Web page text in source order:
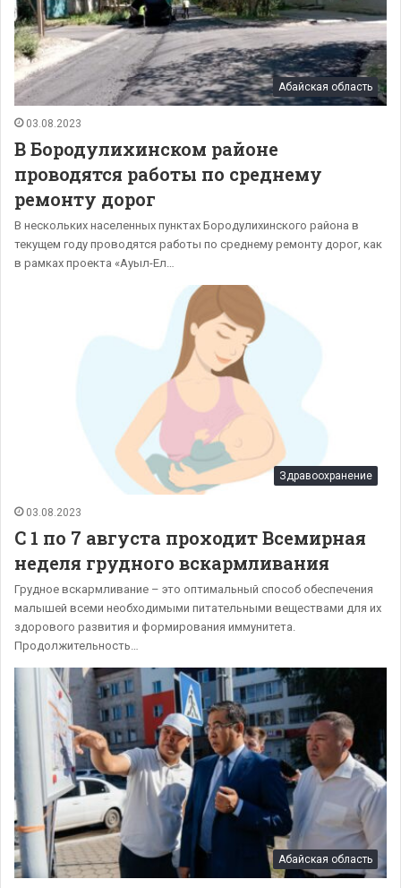
Абайская область
03.08.2023
В Бородулихинском районе
проводятся работы по среднему
ремонту дорог
В нескольких населенных пунктах Бородулихинского района в
текущем году проводятся работы по среднему ремонту дорог, как
в рамках проекта «Ауыл-Ел…
Здравоохранение
03.08.2023
С 1 по 7 августа проходит Всемирная
неделя грудного вскармливания
Грудное вскармливание – это оптимальный способ обеспечения
малышей всеми необходимыми питательными веществами для их
здорового развития и формирования иммунитета.
Продолжительность…
Абайская область